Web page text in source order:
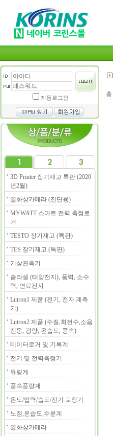
자동로그인
3D Printer 장기재고 특판 (2020
년2월)
열화상카메라 (진단용)
MYWATT 스마트 전력 측정로
거
TESTO 장기재고 (특판)
TES 장기재고 (특판)
기상관측기
솔라셀 (태양전지), 풍력, 소수
력, 연료전지
Lutron1 제품 (전기, 전자 계측
기)
Lutron2 제품 (수질,회전수,소음
진동, 광량, 온습도, 풍속)
데이터로거 및 기록계
전기 및 전력측정기
유량계
풍속풍량계
온도/압력/습도/전기 교정기
노점,온습도,수분계
열화상카메라
총